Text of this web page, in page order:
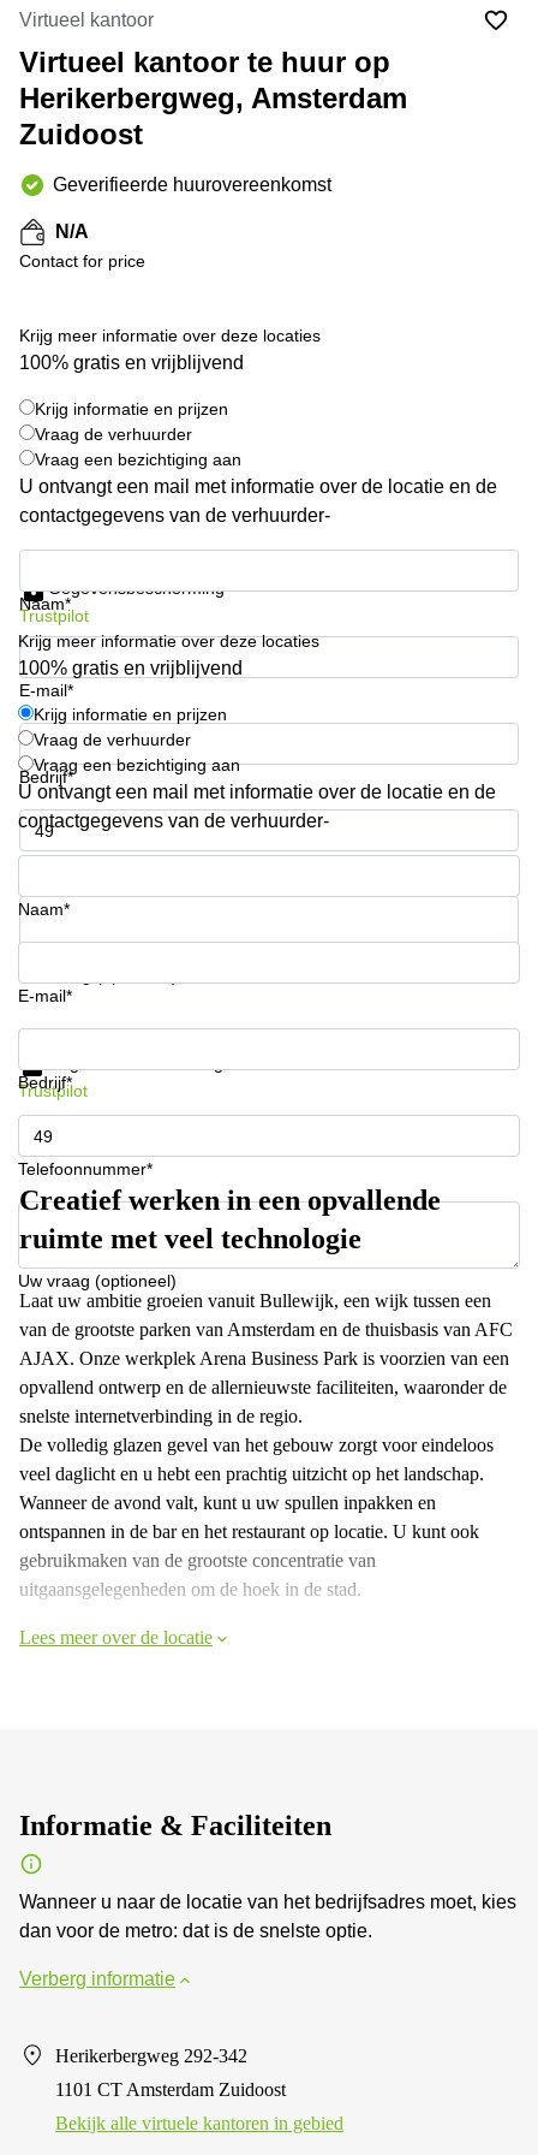
Hengelo
Hilversum
Hoofddorp
Deventer
Rotterdam
Tiel
Tilburg
Amsterdam
Westpoort
Bodegraven-
Reeuwijk
Business
center
Arnhem
center
Amsterdam
Westpoort
Business
Business
center
Haag
Coworking
space
Breda
Arnhem
Kantoorruimte
in Arnhem
Coworking
space
Hilversum
Coworking
space
Zwolle
Coworking
Haarlem
Kantoor
Huren
Bedrijfsruimte
Virtueel kantoor
Virtueel kantoor te huur op
Herikerbergweg, Amsterdam
Zuidoost
Geverifieerde huurovereenkomst
N/A
Contact for price
Krijg meer informatie over deze locaties
100% gratis en vrijblijvend
Krijg informatie en prijzen
Vraag de verhuurder
Vraag een bezichtiging aan
U ontvangt een mail met informatie over de locatie en de
contactgegevens van de verhuurder-
Naam*
E-mail*
Bedrijf*
Telefoonnummer*
Gegevensbescherming
Trustpilot
Krijg meer informatie over deze locaties
100% gratis en vrijblijvend
Krijg informatie en prijzen
Vraag de verhuurder
Vraag een bezichtiging aan
U ontvangt een mail met informatie over de locatie en de
contactgegevens van de verhuurder-
Naam*
E-mail*
Bedrijf*
Telefoonnummer*
Uw vraag (optioneel)
Krijg informatie en prijzen
Trustpilot
Creatief werken in een opvallende
ruimte met veel technologie
Laat uw ambitie groeien vanuit Bullewijk, een wijk tussen een
van de grootste parken van Amsterdam en de thuisbasis van AFC
AJAX. Onze werkplek Arena Business Park is voorzien van een
opvallend ontwerp en de allernieuwste faciliteiten, waaronder de
snelste internetverbinding in de regio.
De volledig glazen gevel van het gebouw zorgt voor eindeloos
veel daglicht en u hebt een prachtig uitzicht op het landschap.
Wanneer de avond valt, kunt u uw spullen inpakken en
ontspannen in de bar en het restaurant op locatie. U kunt ook
gebruikmaken van de grootste concentratie van
uitgaansgelegenheden om de hoek in de stad.
Lees meer over de locatie
Informatie & Faciliteiten
Wanneer u naar de locatie van het bedrijfsadres moet, kies
dan voor de metro: dat is de snelste optie.
Verberg informatie
Herikerbergweg 292-342
1101 CT Amsterdam Zuidoost
Bekijk alle virtuele kantoren in gebied